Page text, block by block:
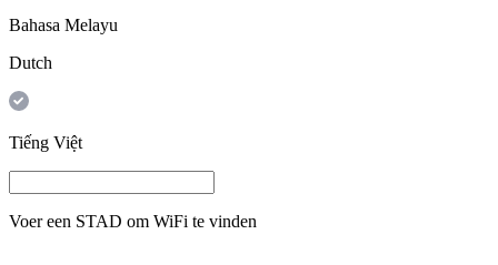
Bahasa Melayu
Dutch
Tiếng Việt
Voer een STAD om WiFi te vinden